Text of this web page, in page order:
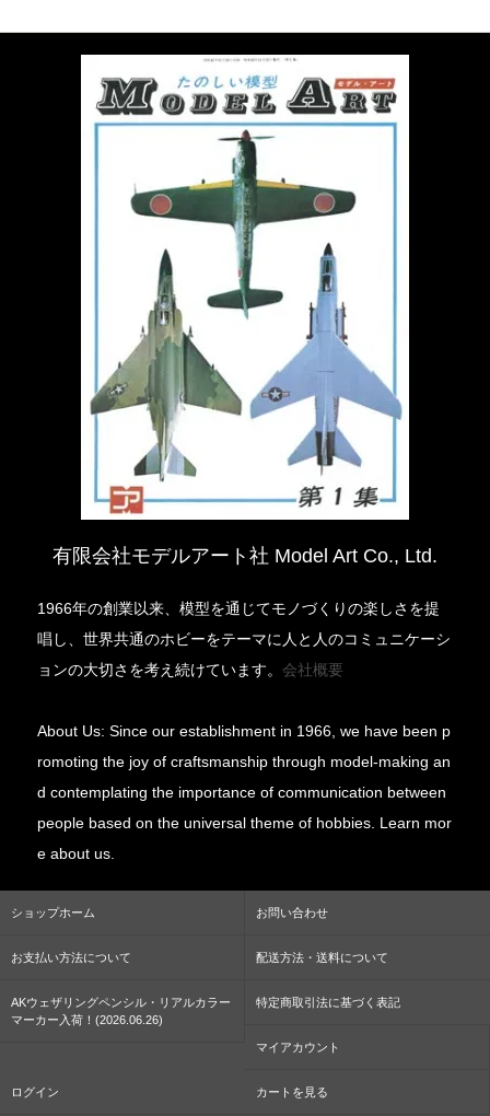
有限会社モデルアート社 Model Art Co., Ltd.
1966年の創業以来、模型を通じてモノづくりの楽しさを提
唱し、世界共通のホビーをテーマに人と人のコミュニケーシ
ョンの大切さを考え続けています。会社概要
About Us: Since our establishment in 1966, we have been p
romoting the joy of craftsmanship through model-making an
d contemplating the importance of communication between
people based on the universal theme of hobbies. Learn mor
e about us.
ショップホーム お問い合わせ
お支払い方法について 配送方法・送料について
AKウェザリングペンシル・リアルカラー
マーカー入荷！(2026.06.26)
特定商取引法に基づく表記
マイアカウント
ログイン カートを見る